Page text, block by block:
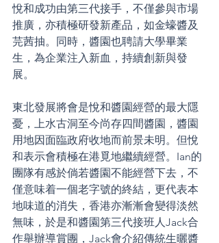
悅和成功由第三代接手，不僅參與市場
推廣，亦積極研發新產品，如金蠔醬及
芫茜抽。同時，醬園也聘請大學畢業
生，為企業注入新血，持續創新與發
展。
東北發展將會是悅和醬園經營的最大隱
憂，上水古洞至今尚存四間醬園，醬園
用地因面臨政府收地而前景未明。但悅
和表示會積極在港覓地繼續經營。Ian的
團隊有感於倘若醬園不能經營下去，不
僅意味着一個老字號的終結，更代表本
地味道的消失，香港亦漸漸會變得淡然
無味，於是和醬園第三代接班人Jack合
作舉辦導賞團，Jack會介紹傳統生曬醬